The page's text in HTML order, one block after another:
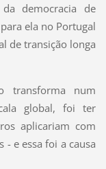
democracia de
ela no Portugal
de transição longa
transforma num
global, foi ter
aplicariam com
- e essa foi a causa